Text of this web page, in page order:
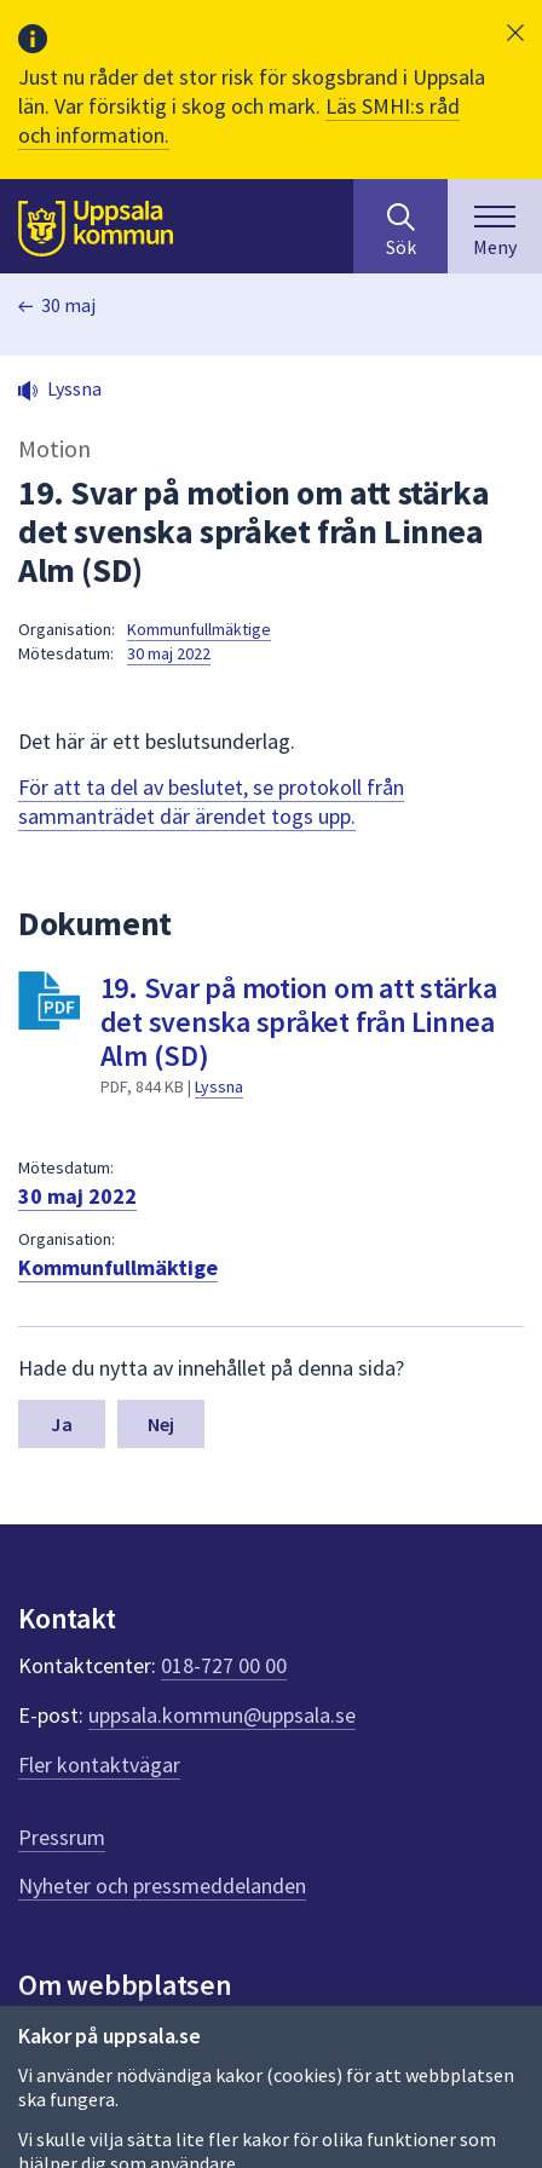
Just nu råder det stor risk för skogsbrand i Uppsala
län. Var försiktig i skog och mark. Läs SMHI:s råd
och information.
Till sidans
huvudinnehåll
efter
innehåll
på
sökfältet
kommer
sökförslag
att
navigera
mellan
välja
något
Sök Meny
Kakor på uppsala.se
Vi använder nödvändiga kakor (cookies) för att webbplatsen
ska fungera.
Vi skulle vilja sätta lite fler kakor för olika funktioner som
hjälper dig som användare.
30 maj
Lyssna
Motion
19. Svar på motion om att stärka
det svenska språket från Linnea
Alm (SD)
Organisation:
Kommunfullmäktige
Mötesdatum:
30 maj 2022
Det här är ett beslutsunderlag.
För att ta del av beslutet, se protokoll från
sammanträdet där ärendet togs upp.
Dokument
19. Svar på motion om att stärka
det svenska språket från Linnea
Alm (SD)
PDF, 844 KB | Lyssna
Mötesdatum:
30 maj 2022
Organisation:
Kommunfullmäktige
ä
m
a
n
k
t
e
r
f
ö
r
e
n
n
a
d
a
Hade du nytta av innehållet på denna sida?
Nej
Kontakt
Kontaktcenter: 018-727 00 00
E-post: uppsala.kommun@uppsala.se
Fler kontaktvägar
Pressrum
Nyheter och pressmeddelanden
Om webbplatsen
Om webbplatsen
Allmänna handlingar och diarium
Behandling av personuppgifter